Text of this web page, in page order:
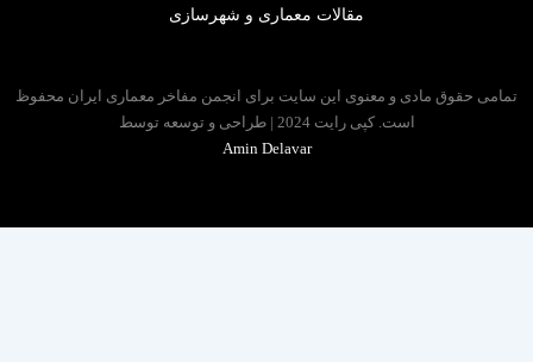
مقالات معماری و شهرسازی
حقوق مادی و معنوی این سایت برای انجمن مفاخر معماری ایران محفوظ
است. کپی رایت 2024 | طراحی و توسعه توسط
Amin Delavar